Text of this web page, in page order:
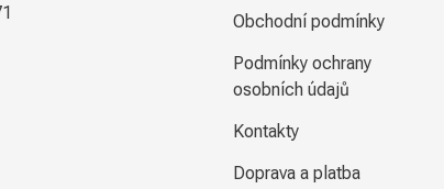
Obchodní podmínky
Podmínky ochrany
osobních údajů
Kontakty
Doprava a platba